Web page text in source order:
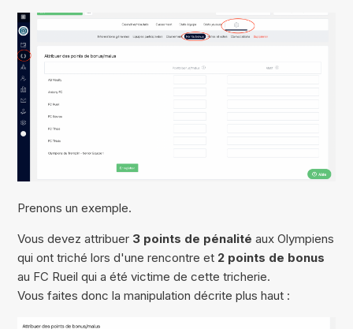
Prenons un exemple.
Vous devez attribuer 3 points de pénalité aux Olympiens
qui ont triché lors d'une rencontre et 2 points de bonus
au FC Rueil qui a été victime de cette tricherie.
Vous faites donc la manipulation décrite plus haut :